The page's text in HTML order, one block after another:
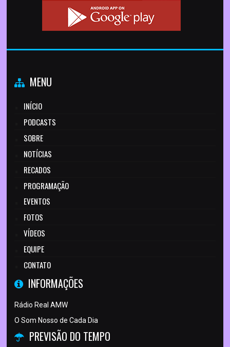
MENU
INÍCIO
PODCASTS
SOBRE
NOTÍCIAS
RECADOS
PROGRAMAÇÃO
EVENTOS
FOTOS
VÍDEOS
EQUIPE
CONTATO
INFORMAÇÕES
Rádio Real AMW
O Som Nosso de Cada Dia
PREVISÃO DO TEMPO